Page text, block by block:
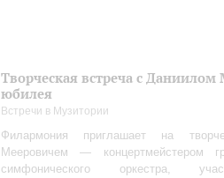
Творческая встреча с
юбилея
Встречи в Музитории
Филармония приглашает на
Мееровичем — концертмейстером
симфонического оркестра,